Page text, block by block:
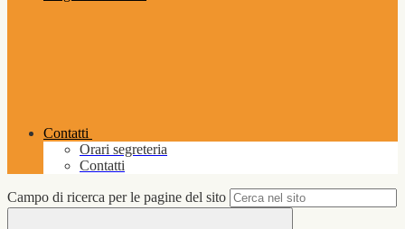
Contatti
Orari segreteria
Contatti
Campo di ricerca per le pagine del sito